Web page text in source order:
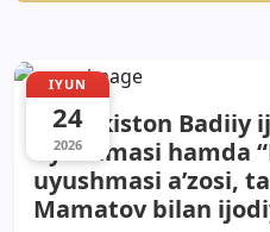
IYUN
24
2026
O‘zbekiston
uyushmasi hamda
uyushmasi a’zosi,
Mamatov bilan